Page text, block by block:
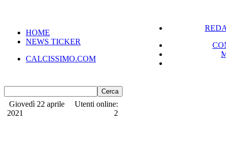
HOME
NEWS TICKER
CALCISSIMO.COM
Giovedì 22 aprile
2021
Utenti online:
2